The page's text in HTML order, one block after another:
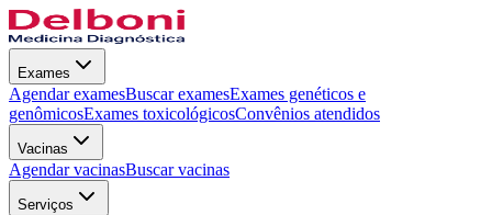
Exames
Agendar examesBuscar examesExames genéticos e
genômicosExames toxicológicosConvênios atendidos
Vacinas
Agendar vacinasBuscar vacinas
Serviços